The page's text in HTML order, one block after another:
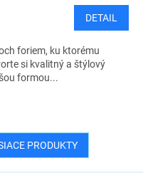
DETAIL
foriem, ku ktorému
si kvalitný a štýlový
formou...
PRODUKTY